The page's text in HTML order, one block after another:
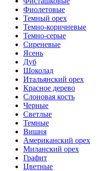
Фиолетовые
Темный орех
Темно-коричневые
Темно-серые
Сиреневые
Ясень
Дуб
Шоколад
Итальянский орех
Красное дерево
Слоновая кость
Черные
Светлые
Темные
Вишня
Американский орех
Миланский орех
Графит
Цветные